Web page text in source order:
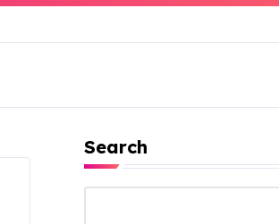
Search